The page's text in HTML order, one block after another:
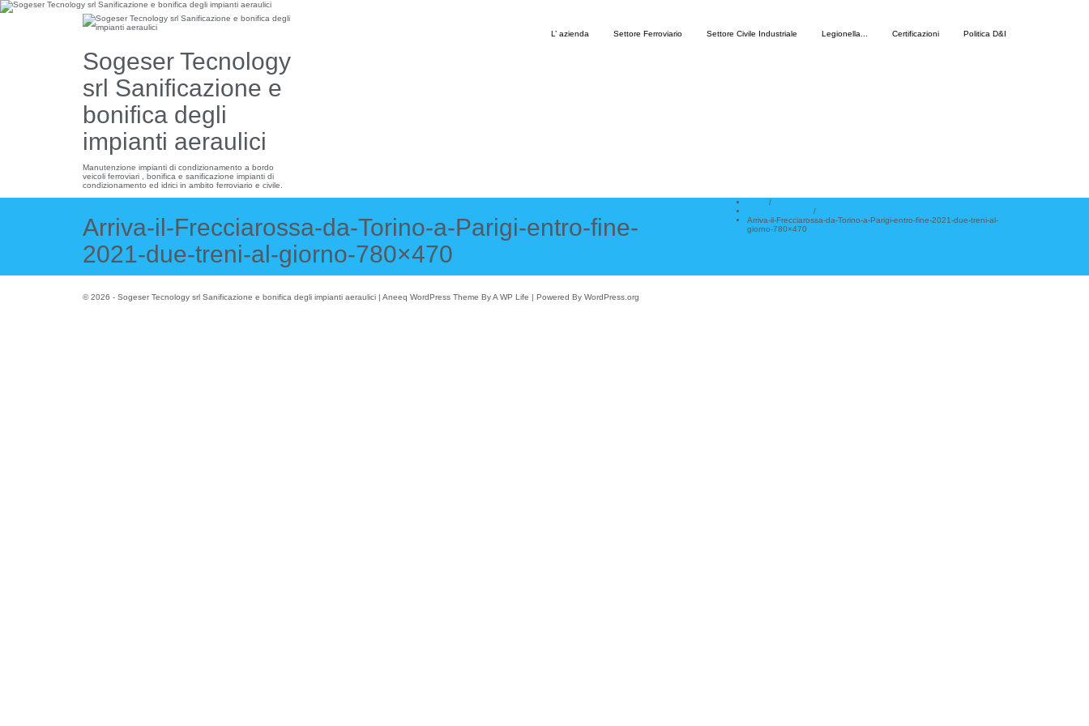
Sogeser Tecnology
srl Sanificazione e
bonifica degli
impianti aeraulici
Manutenzione impianti di condizionamento a bordo
veicoli ferroviari , bonifica e sanificazione impianti di
condizionamento ed idrici in ambito ferroviario e civile.
L’ azienda Settore Ferroviario Settore Civile Industriale Legionella Certificazioni Politica D&I
Arriva-il-Frecciarossa-da-Torino-a-Parigi-entro-fine-
2021-due-treni-al-giorno-780×470
/
/
Arriva-il-Frecciarossa-da-Torino-a-Parigi-entro-fine-2021-due-treni-al-
giorno-780×470
© 2026 - Sogeser Tecnology srl Sanificazione e bonifica degli impianti aeraulici | Aneeq WordPress Theme ByA WP Life | Powered By WordPress.org